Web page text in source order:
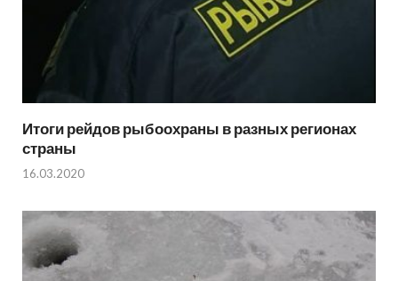
Итоги рейдов рыбоохраны в разных регионах
страны
16.03.2020